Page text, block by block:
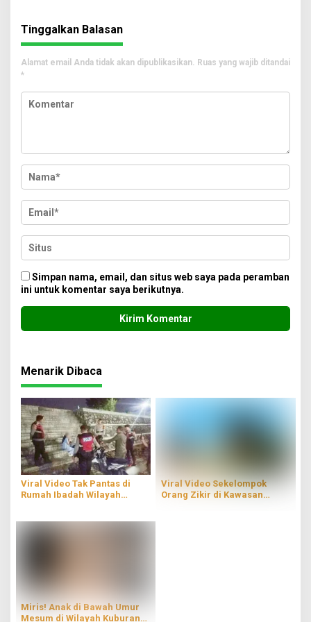
Tinggalkan Balasan
Alamat email Anda tidak akan dipublikasikan. Ruas yang wajib ditandai
*
Simpan nama, email, dan situs web saya pada peramban
ini untuk komentar saya berikutnya.
Menarik Dibaca
Viral Video Tak Pantas di
Rumah Ibadah Wilayah
Viral Video Sekelompok
Orang Zikir di Kawasan
Miris! Anak di Bawah Umur
Mesum di Wilayah Kuburan